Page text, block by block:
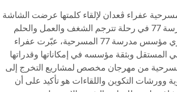
أن تدعو فرح اليعقوبي مديرة أيام 77 المسرحية عفراء ڤعدان لإلقاء كلمتها عرضت الشاشة
فيديو يستعرض محطات هامة من مشوار مدرسة 77 في رحلة تترجم الشغف والعمل والحلم
المتواصل.وفي كلمة وفاء لأستاذها معز الڨديري مؤسس مدرسة 77 المسرحية، عبّرت عفراء
المستقل وبثقة مؤسسه في إمكاناتها وقدراتها
المسؤولية معتبرة تطور أيام 77 المسرحية من مهرجان مخصص لمشاريع التخرج إلى
وورشات التكوين واللقاءات هو تأكيد على أن